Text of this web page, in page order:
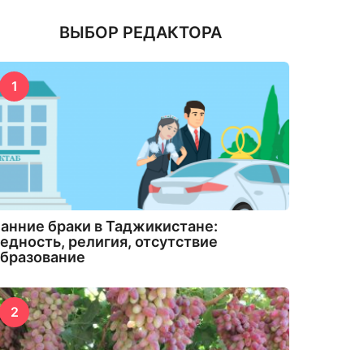
ВЫБОР РЕДАКТОРА
1
браки в Таджикистане:
религия, отсутствие
2